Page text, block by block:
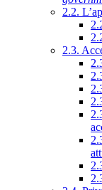
2.2.
2.3.